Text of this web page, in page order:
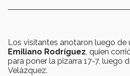
Los visitantes anotaron luego de
Emiliano Rodríguez, quien
para poner la pizarra 17-7, luego
Velázquez.